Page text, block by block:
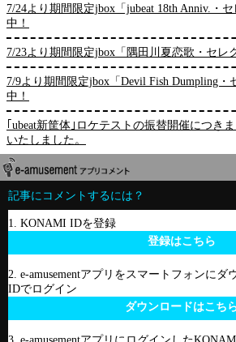
7/24より期間限定jbox「jubeat 18th Anniv.・
中！
7/23より期間限定jbox「隅田川夏恋歌・セレ
7/9より期間限定jbox「Devil Fish Dumpling・
中！
｢ubeat新筐体｣ロケテストの振替開催につき
いたしました。
記事にコメントするには？
1. KONAMI IDを登録
登録はこちら
2. e-amusementアプリをスマートフォンに
IDでログイン
ダウンロードはこち